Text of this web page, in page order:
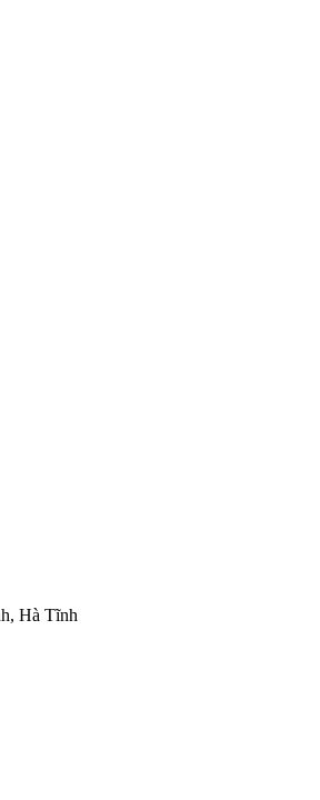
Hà Tĩnh